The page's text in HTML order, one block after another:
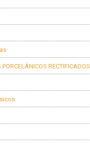
RECTIFICADOS